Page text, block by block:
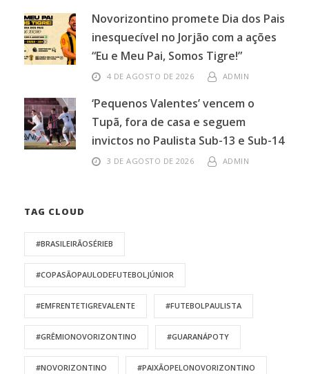
Novorizontino promete Dia dos Pais
inesquecível no Jorjão com a ações
“Eu e Meu Pai, Somos Tigre!”
4 DE AGOSTO DE 2026 ADMIN
‘Pequenos Valentes’ vencem o
Tupã, fora de casa e seguem
invictos no Paulista Sub-13 e Sub-14
3 DE AGOSTO DE 2026 ADMIN
TAG CLOUD
#BRASILEIRÃOSÉRIEB
#COPASÃOPAULODEFUTEBOLJÚNIOR
#EMFRENTETIGREVALENTE #FUTEBOLPAULISTA
#GRÊMIONOVORIZONTINO #GUARANÁPOTY
#NOVORIZONTINO #PAIXÃOPELONOVORIZONTINO